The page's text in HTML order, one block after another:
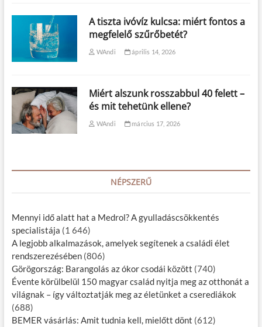
A tiszta ivóvíz kulcsa: miért fontos a
megfelelő szűrőbetét?
WAndi április 14, 2026
Miért alszunk rosszabbul 40 felett –
és mit tehetünk ellene?
WAndi március 17, 2026
NÉPSZERŰ
Mennyi idő alatt hat a Medrol? A gyulladáscsökkentés
specialistája (1 646)
A legjobb alkalmazások, amelyek segítenek a családi élet
rendszerezésében (806)
Görögország: Barangolás az ókor csodái között (740)
Évente körülbelül 150 magyar család nyitja meg az otthonát a
világnak – így változtatják meg az életünket a cserediákok
(688)
BEMER vásárlás: Amit tudnia kell, mielőtt dönt (612)